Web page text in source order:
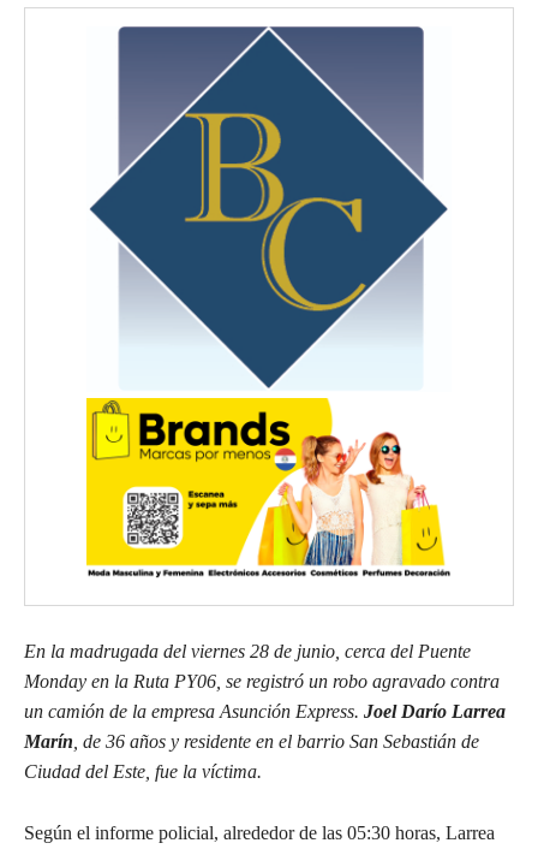
En la madrugada del viernes 28 de junio, cerca del Puente
Monday en la Ruta PY06, se registró un robo agravado contra
un camión de la empresa Asunción Express. Joel Darío Larrea
Marín , de 36 años y residente en el barrio San Sebastián de
Ciudad del Este, fue la víctima.
Según el informe policial, alrededor de las 05:30 horas, Larrea